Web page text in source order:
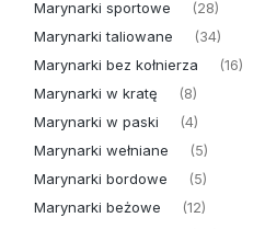
Marynarki sportowe (28)
Marynarki taliowane (34)
Marynarki bez kołnierza (16)
Marynarki w kratę (8)
Marynarki w paski (4)
Marynarki wełniane (5)
Marynarki bordowe (5)
Marynarki beżowe (12)